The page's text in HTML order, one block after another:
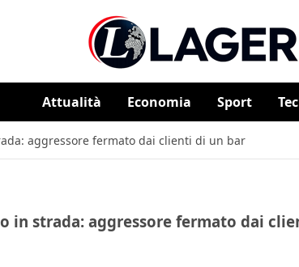
Attualità ⁠⁠Economia Sport
aggressore fermato dai clienti di un bar
in strada: aggressore fermato dai